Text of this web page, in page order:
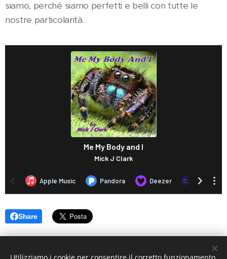
siamo, perché siamo perfetti e belli con tutte le
nostre particolarità.
Share